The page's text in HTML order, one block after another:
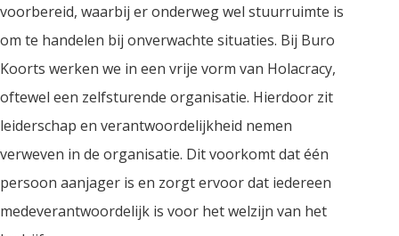
voorbereid, waarbij er onderweg wel stuurruimte is
om te handelen bij onverwachte situaties. Bij Buro
Koorts werken we in een vrije vorm van Holacracy,
oftewel een zelfsturende organisatie. Hierdoor zit
leiderschap en verantwoordelijkheid nemen
verweven in de organisatie. Dit voorkomt dat één
persoon aanjager is en zorgt ervoor dat iedereen
medeverantwoordelijk is voor het welzijn van het